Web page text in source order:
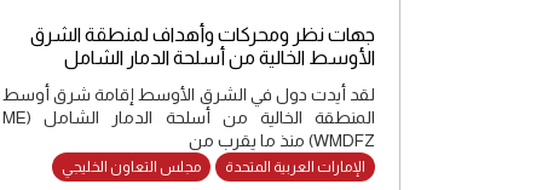
جهات نظر ومحركات وأهداف لمنطقة الشرق
الأوسط الخالية من أسلحة الدمار الشامل
لقد أيدت دول في الشرق الأوسط إقامة شرق أوسط
المنطقة الخالية من أسلحة الدمار الشامل (ME
WMDFZ) منذ ما يقرب من
الإمارات العربية المتحدة مجلس التعاون الخليجي